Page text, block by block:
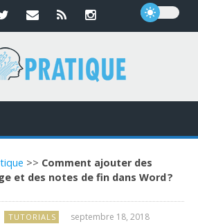
>> Comment ajouter des
et des notes de fin dans Word ?
TUTORIALS
septembre 18, 2018